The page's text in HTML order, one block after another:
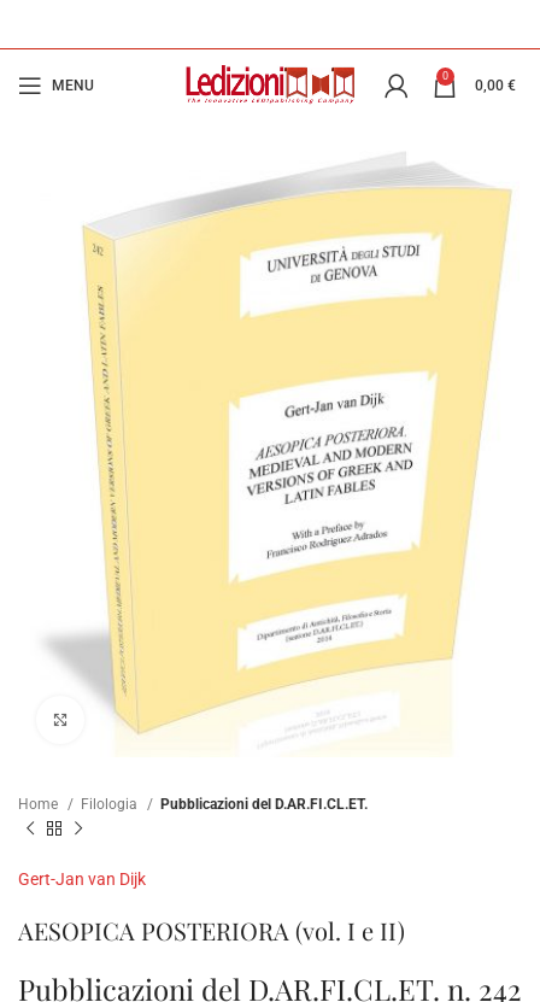
MENU
0
0,00 €
Clicca per ampliare
Home Filologia Pubblicazioni del D.AR.FI.CL.ET.
Gert-Jan van Dijk
AESOPICA POSTERIORA (vol. I e II)
Pubblicazioni del D.AR.FI.CL.ET. n. 242